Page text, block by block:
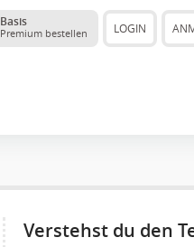
Basis
Premium bestellen LOGIN
Verstehst du den